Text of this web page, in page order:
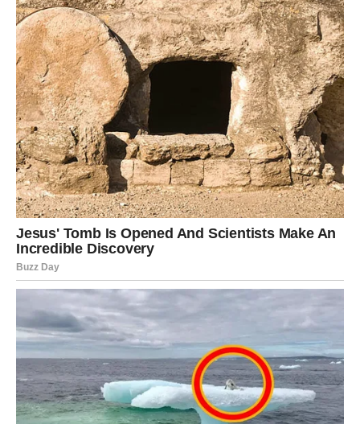
Ali upravo sada dolazi njihov trenutak.
Sudbina Jarcu sprema ogromnu nagradu za sve što je
izdržao. Prvo dolazi veliko olakšanje na finansijskom
planu. Posao koji je dugo stagnirao počinje da donosi
rezultate. Jarčevi će konačno videti konkretan napredak i
novac koji su pošteno zaslužili.
Mnogi pripadnici ovog znaka dobiće priliku da započnu
nešto novo. To može biti privatni posao, saradnja sa
veoma uticajnom osobom ili projekat koji će im otvoriti
vrata uspeha.
Novac koji dolazi Jarcu neće biti prolazan. Naprotiv, ovo
je početak mnogo stabilnijeg i bogatijeg perioda života.
Jarac će prvi put posle dugo vremena moći da odahne.
Na ljubavnom planu takođe dolaze ogromne promene.
Osoba koja je dugo bila hladna ili udaljena počeće da